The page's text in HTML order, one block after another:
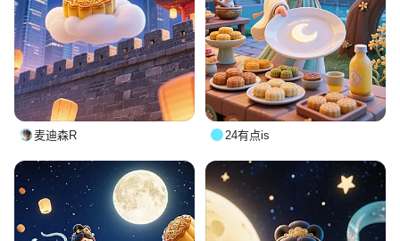
麦迪森R 24有点is